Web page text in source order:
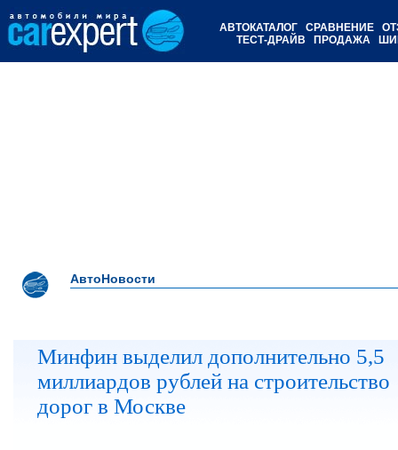
АВТОКАТАЛОГ СРАВНЕНИЕ
ТЕСТ-ДРАЙВ
ПРОДАЖА
АвтоНовости
Минфин выделил дополнительно 5,5
миллиардов рублей на строительство
дорог в Москве